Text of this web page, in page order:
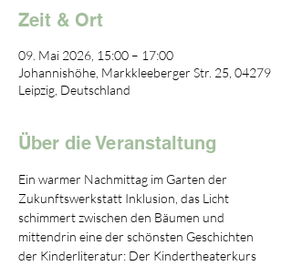
Zeit & Ort
09. Mai 2026, 15:00 – 17:00
Johannishöhe, Markkleeberger Str. 25, 04279
Leipzig, Deutschland
Über die Veranstaltung
Ein warmer Nachmittag im Garten der
Zukunftswerkstatt Inklusion, das Licht
schimmert zwischen den Bäumen und
mittendrin eine der schönsten Geschichten
der Kinderliteratur: Der Kindertheaterkurs